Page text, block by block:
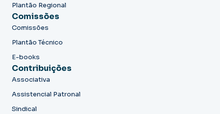
Plantão Regional
Comissões
Comissões
Plantão Técnico
E-books
Contribuições
Associativa
Assistencial Patronal
Sindical